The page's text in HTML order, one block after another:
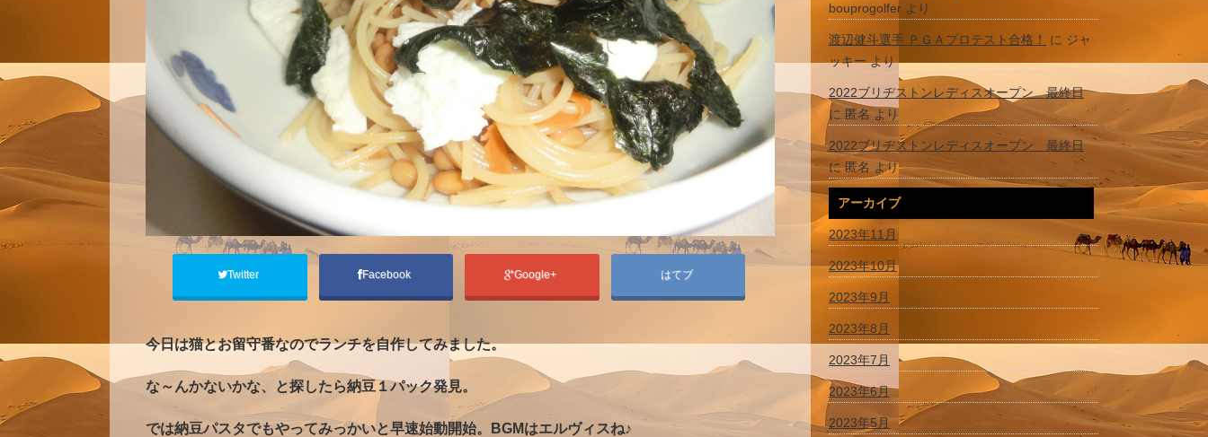
Twitter Facebook Google+ はてブ
今日は猫とお留守番なのでランチを自作してみました。
な～んかないかな、と探したら納豆１パック発見。
では納豆パスタでもやってみっかいと早速始動開始。BGMはエルヴィスね♪
bouprogolfer より
渡辺健斗選手 ＰＧＡプロテスト合格！ に ジャ
ッキーより
2022ブリヂストンレディスオープン 最終日
に 匿名より
2022ブリヂストンレディスオープン 最終日
に匿名 より
アーカイブ
2023年11月
2023年10月
2023年9月
2023年8月
2023年7月
2023年6月
2023年5月